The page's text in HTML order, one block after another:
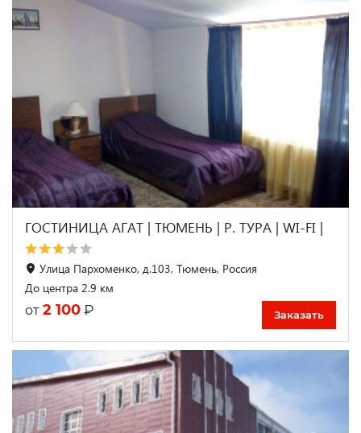
ГОСТИНИЦА АГАТ | ТЮМЕНЬ | Р. ТУРА | WI-FI |
Улица Пархоменко, д.103, Тюмень, Россия
До центра 2.9 км
от 2 100 ₽ Заказать